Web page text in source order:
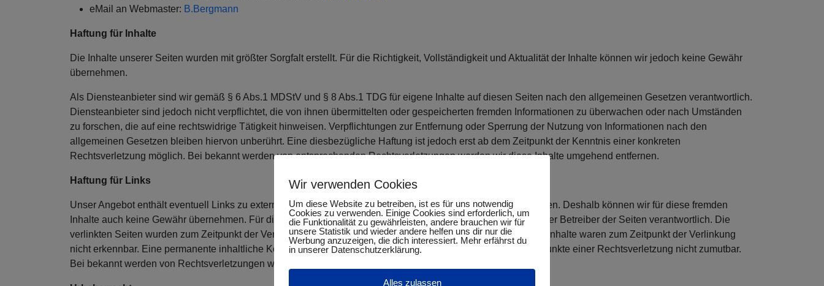
eMail an Webmaster: B.Bergmann
Haftung für Inhalte
Die Inhalte unserer Seiten wurden mit größter Sorgfalt erstellt. Für die Richtigkeit, Vollständigkeit und Aktualität der Inhalte können wir jedoch keine Gewähr
übernehmen.
Als Diensteanbieter sind wir gemäß § 6 Abs.1 MDStV und § 8 Abs.1 TDG für eigene Inhalte auf diesen Seiten nach den allgemeinen Gesetzen verantwortlich.
Diensteanbieter sind jedoch nicht verpflichtet, die von ihnen übermittelten oder gespeicherten fremden Informationen zu überwachen oder nach Umständen
zu forschen, die auf eine rechtswidrige Tätigkeit hinweisen. Verpflichtungen zur Entfernung oder Sperrung der Nutzung von Informationen nach den
allgemeinen Gesetzen bleiben hiervon unberührt. Eine diesbezügliche Haftung ist jedoch erst ab dem Zeitpunkt der Kenntnis einer konkreten
Rechtsverletzung möglich. Bei bekannt werden von entsprechenden Rechtsverletzungen werden wir diese Inhalte umgehend entfernen.
Haftung für Links
Unser Angebot enthält eventuell Links zu externen Webseiten Dritter, auf deren Inhalte wir keinen Einfluss haben. Deshalb können wir für diese fremden
Inhalte auch keine Gewähr übernehmen. Für die Inhalte der verlinkten Seiten ist stets der jeweilige Anbieter oder Betreiber der Seiten verantwortlich. Die
verlinkten Seiten wurden zum Zeitpunkt der Verlinkung auf mögliche Rechtsverstöße überprüft. Rechtswidrige Inhalte waren zum Zeitpunkt der Verlinkung
nicht erkennbar. Eine permanente inhaltliche Kontrolle der verlinkten Seiten ist jedoch ohne konkrete Anhaltspunkte einer Rechtsverletzung nicht zumutbar.
Bei bekannt werden von Rechtsverletzungen werden wir derartige Links umgehend entfernen.
Wir verwenden Cookies
Um diese Website zu betreiben, ist es für uns notwendig
Cookies zu verwenden. Einige Cookies sind erforderlich, um
die Funktionalität zu gewährleisten, andere brauchen wir für
unsere Statistik und wieder andere helfen uns dir nur die
Werbung anzuzeigen, die dich interessiert. Mehr erfährst du
in unserer Datenschutzerklärung.
Alles zulassen